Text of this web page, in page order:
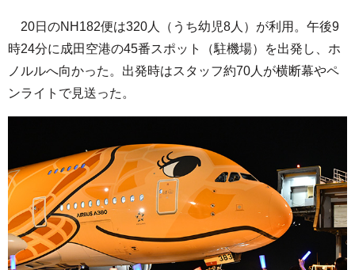
20日のNH182便は320人（うち幼児8人）が利用。午後9
時24分に成田空港の45番スポット（駐機場）を出発し、ホ
ノルルへ向かった。出発時はスタッフ約70人が横断幕やペ
ンライトで見送った。